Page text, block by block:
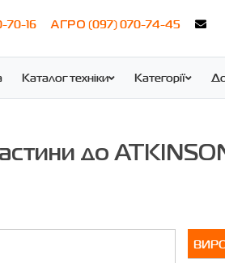
70-16 АГРО (097) 070-74-45
Каталог техніки Категорії
до